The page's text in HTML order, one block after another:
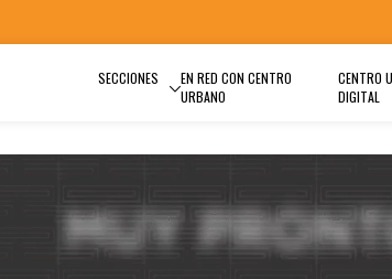
SECCIONES
EN RED CON CENTRO
URBANO
CENTRO
DIGITAL